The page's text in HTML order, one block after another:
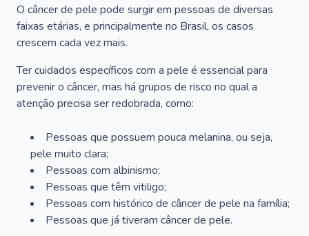
O câncer de pele pode surgir em pessoas de diversas
faixas etárias, e principalmente no Brasil, os casos
crescem cada vez mais.
Ter cuidados específicos com a pele é essencial para
prevenir o câncer, mas há grupos de risco no qual a
atenção precisa ser redobrada, como:
Pessoas que possuem pouca melanina, ou seja,
pele muito clara;
Pessoas com albinismo;
Pessoas que têm vitiligo;
Pessoas com histórico de câncer de pele na família;
Pessoas que já tiveram câncer de pele.